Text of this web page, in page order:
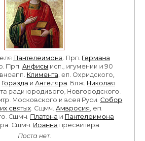
Пантелеимона. Прп. Германа
Прп. Анфисы исп., игумении и 90
Климента, еп. Охридского,
Горазда и Ангеляра. Блж. Николая
ради юродивого, Новгородского.
Московского и всея Руси. Собор
святых. Сщмч. Амвросия, еп.
Сщмч. Платона и Пантелеимона
Сщмч. Иоанна пресвитера.
Поста нет.